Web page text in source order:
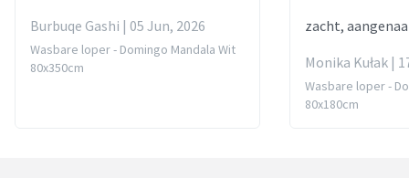
Burbuqe Gashi | 05 Jun, 2026
Wasbare loper - Domingo Mandala Wit
80x350cm
zacht,
Monika Kułak |
Wasbare loper -
80x180cm